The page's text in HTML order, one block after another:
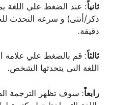
ثانياً: عند الضغط علي اللغة
ذكر/أنثى) و سرعة التحدث
دقيقة.
ثالثاً: قم بالضغط علي علامة
اللغة التى يتحدثها الشخص.
رابعاً: سوف تظهر الترجمة